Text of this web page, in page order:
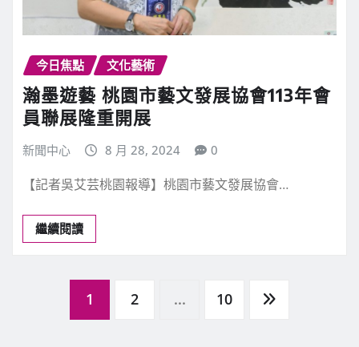
今日焦點 文化藝術
瀚墨遊藝 桃園市藝文發展協會113年會
員聯展隆重開展
新聞中心 8 月 28, 2024 0
【記者吳艾芸桃園報導】桃園市藝文發展協會…
繼續閱讀
1 2 ... 10